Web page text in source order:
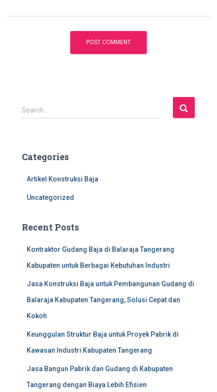
S
e
h
Search …
Categories
Artikel Konstruksi Baja
Uncategorized
Recent Posts
Kontraktor Gudang Baja di Balaraja Tangerang
Kabupaten untuk Berbagai Kebutuhan Industri
Jasa Konstruksi Baja untuk Pembangunan Gudang di
Balaraja Kabupaten Tangerang, Solusi Cepat dan
Kokoh
Keunggulan Struktur Baja untuk Proyek Pabrik di
Kawasan Industri Kabupaten Tangerang
Jasa Bangun Pabrik dan Gudang di Kabupaten
Tangerang dengan Biaya Lebih Efisien